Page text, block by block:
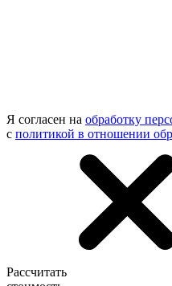
Я согласен на обработку
с политикой в отношении
Рассчитать